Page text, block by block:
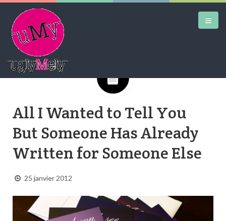
AIRTRAINERPEDIA
STREET ART
MW SHIFT
Google+
All I Wanted to Tell You
But Someone Has Already
Written for Someone Else
25 janvier 2012